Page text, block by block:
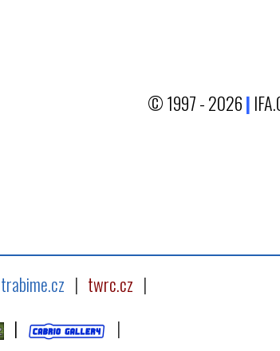
© 1997 - 2026|
trabime.cz | twrc.cz |
| |